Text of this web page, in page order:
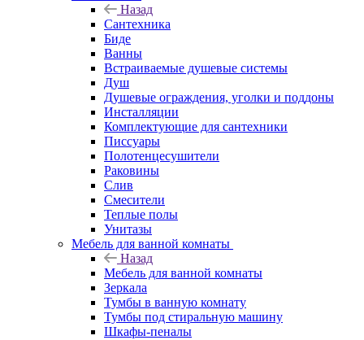
Назад
Сантехника
Биде
Ванны
Встраиваемые душевые системы
Душ
Душевые ограждения, уголки и поддоны
Инсталляции
Комплектующие для сантехники
Писсуары
Полотенцесушители
Раковины
Слив
Смесители
Теплые полы
Унитазы
Мебель для ванной комнаты
Назад
Мебель для ванной комнаты
Зеркала
Тумбы в ванную комнату
Тумбы под стиральную машину
Шкафы-пеналы